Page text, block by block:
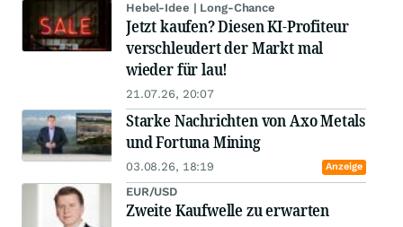
Hebel-Idee | Long-Chance
Jetzt kaufen? Diesen KI-Profiteur
verschleudert der Markt mal
wieder für lau!
21.07.26, 20:07
Starke Nachrichten von Axo Metals
und Fortuna Mining
03.08.26, 18:19 Anzeige
EUR/USD
Zweite Kaufwelle zu erwarten